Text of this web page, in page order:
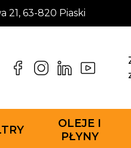
21, 63-820 Piaski
OLEJE I
PŁYNY